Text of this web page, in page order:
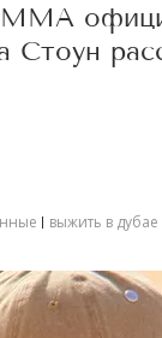
Стоун
выжить в дубае